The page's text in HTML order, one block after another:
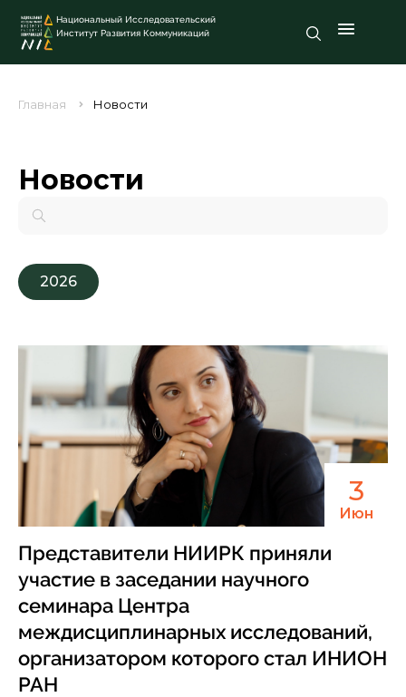
Национальный Исследовательский
Институт Развития Коммуникаций
Главная Новости
Новости
2026
3
Июн
Представители НИИРК приняли
участие в заседании научного
семинара Центра
междисциплинарных исследований,
организатором которого стал ИНИОН
РАН